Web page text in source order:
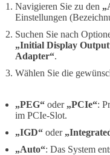
Navigieren Sie zu den
Einstellungen
Suchen Sie nach
„Initial Display
Adapter“.
Wählen Sie die
„PEG“ oder „PCIe“:
im PCIe-Slot.
„IGD“ oder
„Auto“: Das System